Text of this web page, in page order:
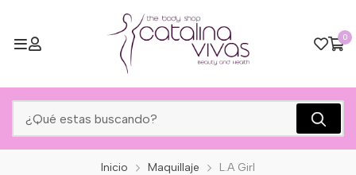
0
Inicio Maquillaje L.A Girl